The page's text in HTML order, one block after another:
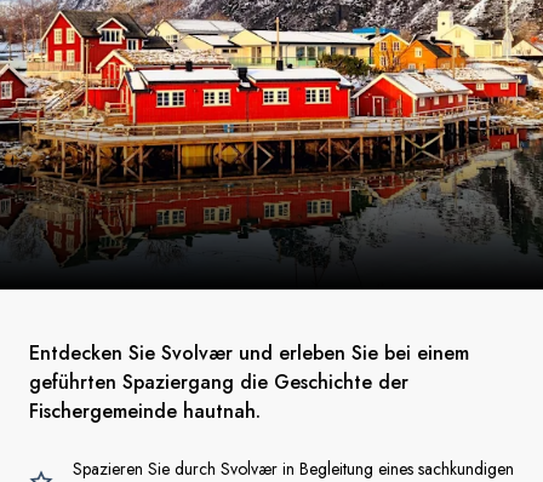
Entdecken Sie Svolvær und erleben Sie bei einem
geführten Spaziergang die Geschichte der
Fischergemeinde hautnah.
Spazieren Sie durch Svolvær in Begleitung eines sachkundigen